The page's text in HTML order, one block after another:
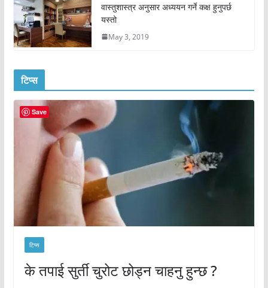
वास्तुशास्त्र अनुसार अध्ययन गर्ने कक्ष हुनुपर्छ
यस्तो
May 3, 2019
टिप्स
टिप्स
के तपाई सुर्ती चुरोट छोड्न चाहनु हुन्छ ?
Save